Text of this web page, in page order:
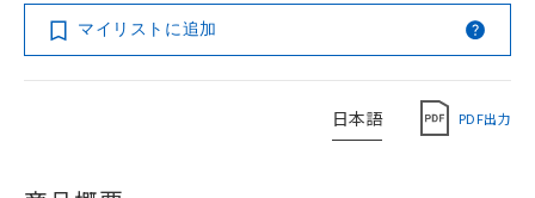
マイリストに追加
日本語 PDF出力